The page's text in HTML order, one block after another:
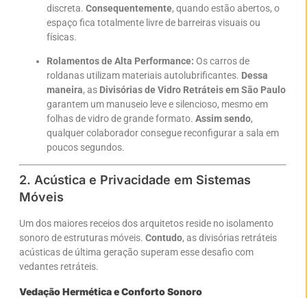
discreta. Consequentemente, quando estão abertos, o
espaço fica totalmente livre de barreiras visuais ou
físicas.
Rolamentos de Alta Performance: Os carros de
roldanas utilizam materiais autolubrificantes. Dessa
maneira, as Divisórias de Vidro Retráteis em São Paulo
garantem um manuseio leve e silencioso, mesmo em
folhas de vidro de grande formato. Assim sendo,
qualquer colaborador consegue reconfigurar a sala em
poucos segundos.
2. Acústica e Privacidade em Sistemas
Móveis
Um dos maiores receios dos arquitetos reside no isolamento
sonoro de estruturas móveis. Contudo, as divisórias retráteis
acústicas de última geração superam esse desafio com
vedantes retráteis.
Vedação Hermética e Conforto Sonoro